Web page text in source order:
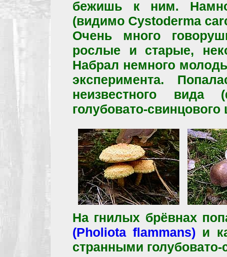
бежишь к ним.
(видимо Cystoderma
Очень много
рослые и старые,
Набрал немного
эксперимента.
неизвестного вида
голубовато-свинцового
На гнилых брёвнах
(Pholiota flammans) и
странными